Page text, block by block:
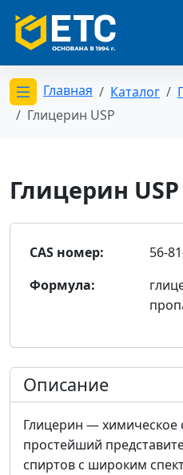
Открыть меню
Главная Каталог
Глицерин USP
Глицерин USP
CAS номер:
56-
Формула:
Описание
Глицерин — химическое
простейший
спиртов с широким